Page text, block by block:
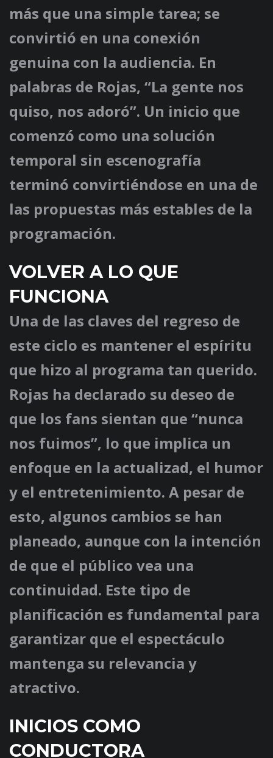
más que una simple tarea; se
convirtió en una conexión
genuina con la audiencia. En
palabras de Rojas, “La gente nos
quiso, nos adoró”. Un inicio que
comenzó como una solución
temporal sin escenografía
terminó convirtiéndose en una de
las propuestas más estables de la
programación.
VOLVER A LO QUE
FUNCIONA
Una de las claves del regreso de
este ciclo es mantener el espíritu
que hizo al programa tan querido.
Rojas ha declarado su deseo de
que los fans sientan que “nunca
nos fuimos”, lo que implica un
enfoque en la actualizad, el humor
y el entretenimiento. A pesar de
esto, algunos cambios se han
planeado, aunque con la intención
de que el público vea una
continuidad. Este tipo de
planificación es fundamental para
garantizar que el espectáculo
mantenga su relevancia y
atractivo.
INICIOS COMO
CONDUCTORA